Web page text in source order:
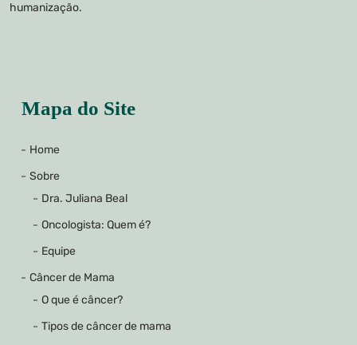
humanização.
Mapa do Site
Home
Sobre
Dra. Juliana Beal
Oncologista: Quem é?
Equipe
Câncer de Mama
O que é câncer?
Tipos de câncer de mama